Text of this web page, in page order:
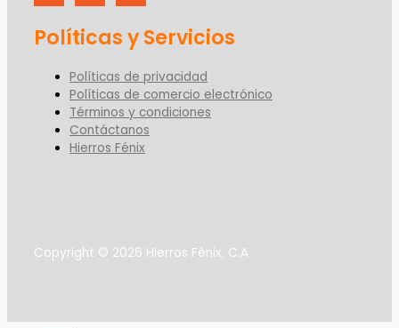
Políticas y Servicios
Políticas de privacidad
Políticas de comercio electrónico
Términos y condiciones
Contáctanos
Hierros Fénix
Copyright © 2026 Hierros Fénix, C.A.